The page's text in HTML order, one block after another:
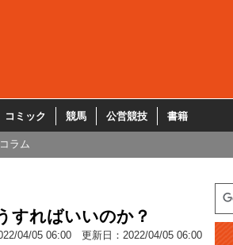
コミック 競馬 公営競技 書籍
コラム
すればいいのか？
04/05 06:00 更新日： 2022/04/05 06:00